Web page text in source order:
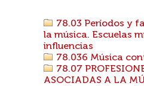
78.03 Períodos y
la música. Escuelas
influencias
78.036 Música
78.07
ASOCIADAS A LA